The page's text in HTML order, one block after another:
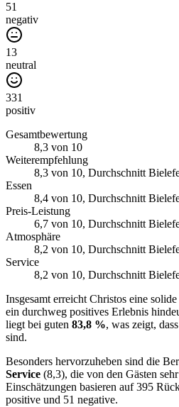
51
negativ
13
neutral
331
positiv
Gesamtbewertung
8,3 von 10
Weiterempfehlung
8,3 von 10, Durchschnitt
Essen
8,4 von 10, Durchschnitt
Preis-Leistung
6,7 von 10, Durchschnitt
Atmosphäre
8,2 von 10, Durchschnitt
Service
8,2 von 10, Durchschnitt
Insgesamt erreicht Christos eine
ein durchweg positives Erlebnis
liegt bei guten 83,8 %, was zeigt,
sind.
Besonders hervorzuheben sind die
Service (8,3), die von den Gästen
Einschätzungen basieren auf 395
positive und 51 negative.